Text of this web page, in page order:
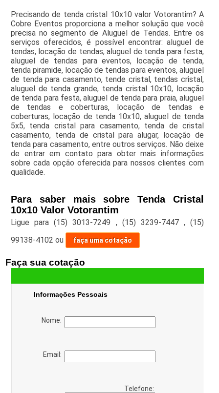
Precisando de tenda cristal 10x10 valor Votorantim? A
Cobre Eventos proporciona a melhor solução que você
precisa no segmento de Aluguel de Tendas. Entre os
serviços oferecidos, é possível encontrar: aluguel de
tendas, locação de tendas, aluguel de tenda para festa,
aluguel de tendas para eventos, locação de tenda,
tenda piramide, locação de tendas para eventos, aluguel
de tenda para casamento, tende cristal, tendas cristal,
aluguel de tenda grande, tenda cristal 10x10, locação
de tenda para festa, aluguel de tenda para praia, aluguel
de tendas e coberturas, locação de tendas e
coberturas, locação de tenda 10x10, aluguel de tenda
5x5, tenda cristal para casamento, tenda de cristal
casamento, tenda de cristal para alugar, locação de
tenda para casamento, entre outros serviços. Não deixe
de entrar em contato para obter mais informações
sobre cada opção oferecida para nossos clientes com
qualidade.
Para saber mais sobre Tenda Cristal
10x10 Valor Votorantim
Ligue para(15) 3013-7249 , (15) 3239-7447 ,(15)
99138-4102 ou faça uma cotação
Faça sua cotação
Informações Pessoais
Nome:
Email:
Telefone: